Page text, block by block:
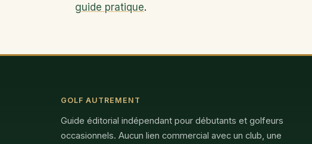
guide pratique.
GOLF AUTREMENT
Guide éditorial indépendant pour débutants et golfeurs
occasionnels. Aucun lien commercial avec un club, une